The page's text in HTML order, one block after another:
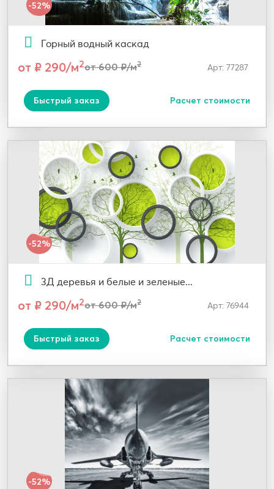
-52%
Горный водный каскад
от ₽ 290/м2от 600 ₽/м2 Арт: 77287
Быстрый заказ Расчет стоимости
-52%
3Д деревья и белые и зеленые...
от ₽ 290/м2от 600 ₽/м2 Арт: 76944
Быстрый заказ Расчет стоимости
-52%